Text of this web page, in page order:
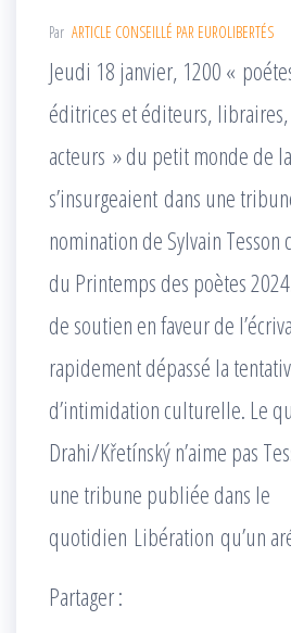
Par ARTICLE CONSEILLÉ PAR EUROLIBERTÉS
Jeudi 18 janvier, 1200 «
éditrices et éditeurs,
acteurs » du petit monde de
s’insurgeaient dans une
nomination de Sylvain Tesson
du Printemps des poètes
de soutien en faveur de
rapidement dépassé la
d’intimidation culturelle. Le
Drahi/Křetínský n’aime pas
une tribune publiée dans le
quotidien Libération qu’un
Partager :